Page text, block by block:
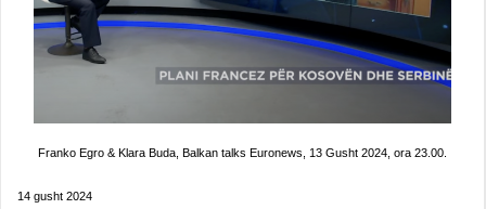
Franko Egro & Klara Buda, Balkan talks Euronews, 13 Gusht 2024, ora 23.00.
14 gusht 2024